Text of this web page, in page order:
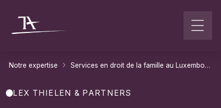
Notre expertise Services en droit de la famille au Luxembourg
LEX THIELEN & PARTNERS